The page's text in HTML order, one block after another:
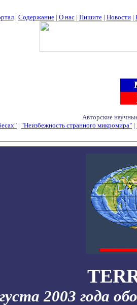
| Содержание| О нас| Пишите| Новости|
Авторские
| "Неизбежность странного микромира" |
2003 года